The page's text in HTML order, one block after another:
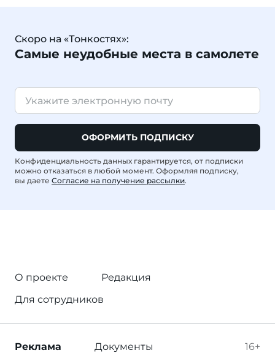
Скоро на «Тонкостях»:
Самые неудобные места в самолете
ОФОРМИТЬ ПОДПИСКУ
Конфиденциальность данных гарантируется, от подписки
можно отказаться в любой момент. Оформляя подписку,
вы даете Согласие на получение рассылки.
О проекте
Редакция
Для сотрудников
16+
Реклама Документы